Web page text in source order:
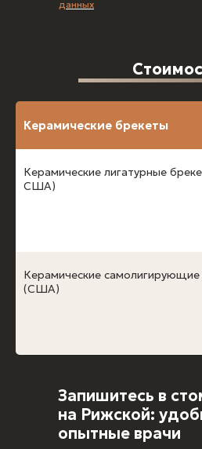
данных
Керамические брекеты
Керамические лигатурные
США)
Керамические
(США)
Запишитесь в
на Рижской:
опытные врачи